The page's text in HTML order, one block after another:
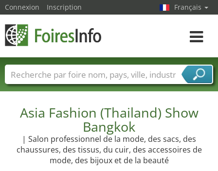
Asia Fashion (Thailand) Show
Bangkok
| Salon professionnel de la mode, des sacs, des
chaussures, des tissus, du cuir, des accessoires de
mode, des bijoux et de la beauté
Connexion Inscription Français
Toggle
Foire noms Pays Villes
Secteurs de foire